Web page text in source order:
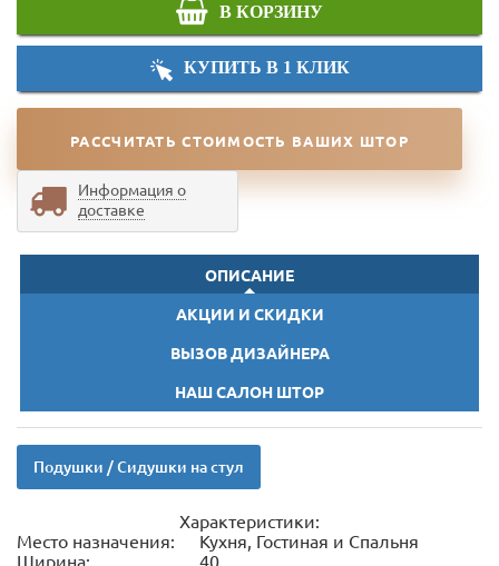
В КОРЗИНУ
КУПИТЬ В 1 КЛИК
РАССЧИТАТЬ СТОИМОСТЬ ВАШИХ ШТОР
Информация о
доставке
ОПИСАНИЕ
АКЦИИ И СКИДКИ
ВЫЗОВ ДИЗАЙНЕРА
НАШ САЛОН ШТОР
Подушки / Сидушки на стул
Характеристики:
Место назначения:
Кухня, Гостиная и Спальня
Ширина:
40